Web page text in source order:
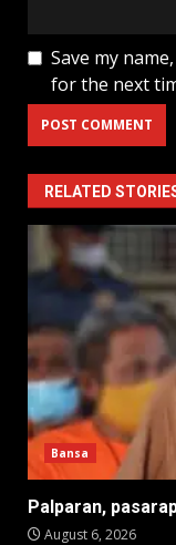
Save my
for the next
RELATED
Bansa
Palparan,
August 6, 2026